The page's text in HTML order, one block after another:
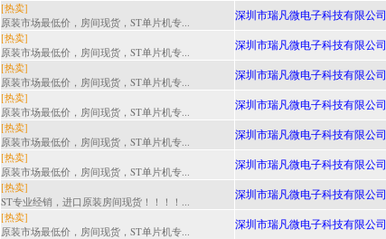
[热卖]
原装市场最低价，房间现货，ST单片机专...
深圳市瑞凡微电子科技有限公司
[热卖]
原装市场最低价，房间现货，ST单片机专...
深圳市瑞凡微电子科技有限公司
[热卖]
原装市场最低价，房间现货，ST单片机专...
深圳市瑞凡微电子科技有限公司
[热卖]
原装市场最低价，房间现货，ST单片机专...
深圳市瑞凡微电子科技有限公司
[热卖]
原装市场最低价，房间现货，ST单片机专...
深圳市瑞凡微电子科技有限公司
[热卖]
原装市场最低价，房间现货，ST单片机专...
深圳市瑞凡微电子科技有限公司
[热卖]
ST专业经销，进口原装房间现货！！！！...
深圳市瑞凡微电子科技有限公司
[热卖]
原装市场最低价，房间现货，ST单片机专...
深圳市瑞凡微电子科技有限公司